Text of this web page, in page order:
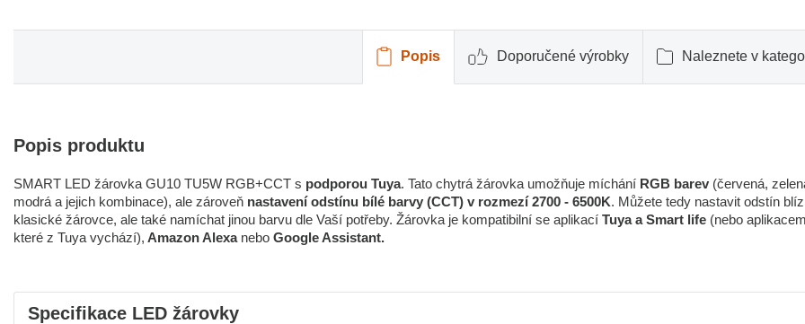
Popis Doporučené výrobky Naleznete v
Popis produktu
SMART LED žárovka GU10 TU5W RGB+CCT s podporou Tuya. Tato chytrá žárovka umožňuje míchání RGB barev (červená,
modrá a jejich kombinace), ale zároveň nastavení odstínu bílé barvy (CCT) v rozmezí 2700 - 6500K. Můžete tedy nastavit odstín
klasické žárovce, ale také namíchat jinou barvu dle Vaší potřeby. Žárovka je kompatibilní se aplikací Tuya a Smart life (nebo
které z Tuya vychází), Amazon Alexa nebo Google Assistant.
Specifikace LED žárovky